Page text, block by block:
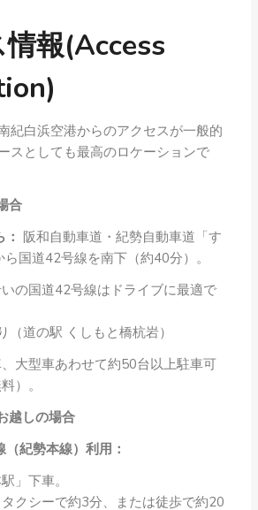
報(Access
紀白浜空港からのアクセスが一般的
スとしても最高のロケーションで
合
阪和自動車道・紀勢自動車道「す
ら国道42号線を南下（約40分）。
の国道42号線はドライブに最適で
（道の駅 くしもと橋杭岩）
大型車あわせて約50台以上駐車可
）。
越しの場合
（紀勢本線）利用：
」下車。
クシーで約3分、または徒歩で約20